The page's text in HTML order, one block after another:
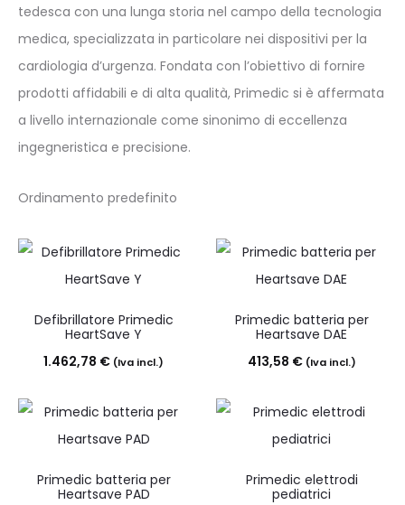
tedesca con una lunga storia nel campo della tecnologia
medica, specializzata in particolare nei dispositivi per la
cardiologia d’urgenza. Fondata con l’obiettivo di fornire
prodotti affidabili e di alta qualità, Primedic si è affermata
a livello internazionale come sinonimo di eccellenza
ingegneristica e precisione.
Defibrillatore Primedic
HeartSave Y
1.462,78 € (Iva incl.)
Primedic batteria per
Heartsave DAE
413,58 € (Iva incl.)
Primedic batteria per
Heartsave PAD
Primedic elettrodi
pediatrici